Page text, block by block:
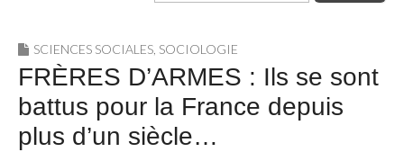
SCIENCES SOCIALES, SOCIOLOGIE
FRÈRES D’ARMES : Ils se sont
battus pour la France depuis
plus d’un siècle…